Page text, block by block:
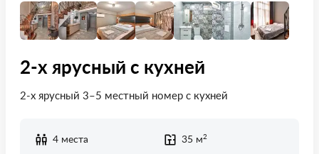
2-х ярусный с кухней
2-х ярусный 3–5 местный номер с кухней
4 места 35 м2